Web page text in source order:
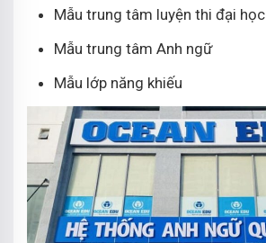
Mẫu trung tâm luyện thi đại học
Mẫu trung tâm Anh ngữ
Mẫu lớp năng khiếu